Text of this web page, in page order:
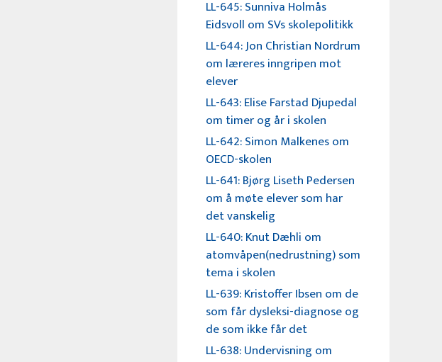
LL-645: Sunniva Holmås
Eidsvoll om SVs skolepolitikk
LL-644: Jon Christian Nordrum
om læreres inngripen mot
elever
LL-643: Elise Farstad Djupedal
om timer og år i skolen
LL-642: Simon Malkenes om
OECD-skolen
LL-641: Bjørg Liseth Pedersen
om å møte elever som har
det vanskelig
LL-640: Knut Dæhli om
atomvåpen(nedrustning) som
tema i skolen
LL-639: Kristoffer Ibsen om de
som får dysleksi-diagnose og
de som ikke får det
LL-638: Undervisning om